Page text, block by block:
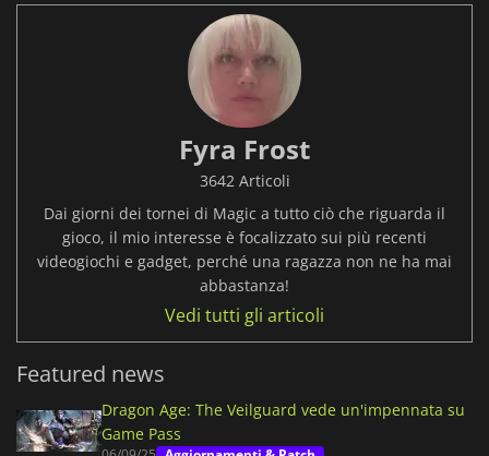
Fyra Frost
3642 Articoli
Dai giorni dei tornei di Magic a tutto ciò che riguarda il
gioco, il mio interesse è focalizzato sui più recenti
videogiochi e gadget, perché una ragazza non ne ha mai
abbastanza!
Vedi tutti gli articoli
Featured news
Dragon Age: The Veilguard vede un'impennata su
Game Pass